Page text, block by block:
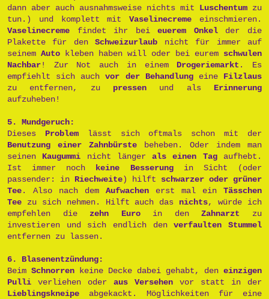
dann aber auch ausnahmsweise nichts mit Luschentum zu
tun.) und komplett mitVaselinecreme einschmieren.
Vaselinecreme findet ihr beieuerem Onkelder die
Plakette für denSchweizurlaub nicht für immer auf
seinem Auto kleben haben will oder bei eurem schwulen
Nachbar! Zur Not auch in einem Drogeriemarkt . Es
empfiehlt sich auchvor der Behandlungeine Filzlaus
zu entfernen, zu pressen und als Erinnerung
aufzuheben!
5. Mundgeruch:
Dieses Problemlässt sich oftmals schon mit der
Benutzung einer Zahnbürste beheben. Oder indem man
seinen Kaugummi nicht längerals einen Tagaufhebt.
Ist immer noch keine Besserungin Sicht (oder
passender: in Riechweite) hilft schwarzer oder grüner
Tee. Also nach dem Aufwachen erst mal ein Tässchen
Tee zu sich nehmen. Hilft auch das nichts, würde ich
empfehlen die zehn Euroin denZahnarzt zu
investieren und sich endlich denverfaulten Stummel
entfernen zu lassen.
6. Blasenentzündung:
Beim Schnorren keine Decke dabei gehabt, den einzigen
Pulli verliehen oder aus Versehen vor statt in der
Lieblingskneipe abgekackt. Möglichkeiten für eine